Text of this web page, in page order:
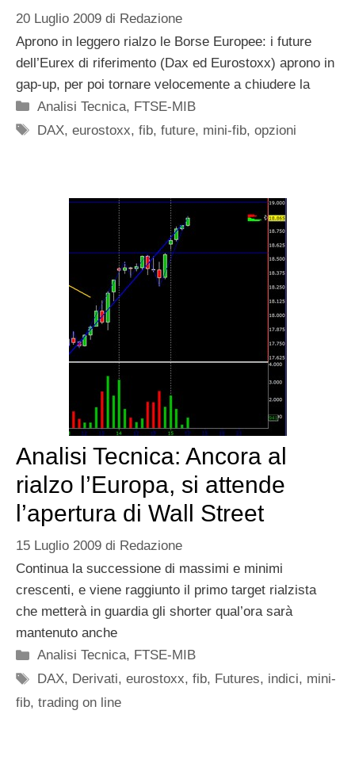
20 Luglio 2009 di Redazione
Aprono in leggero rialzo le Borse Europee: i future
dell’Eurex di riferimento (Dax ed Eurostoxx) aprono in
gap-up, per poi tornare velocemente a chiudere la
Categorie
Analisi Tecnica, FTSE-MIB
Tag
DAX,eurostoxx,fib,future, mini-fib,opzioni
Analisi Tecnica: Ancora al
rialzo l’Europa, si attende
l’apertura di Wall Street
15 Luglio 2009 di Redazione
Continua la successione di massimi e minimi
crescenti, e viene raggiunto il primo target rialzista
che metterà in guardia gli shorter qual’ora sarà
mantenuto anche
Categorie
Analisi Tecnica, FTSE-MIB
Tag
DAX, Derivati,eurostoxx,fib, Futures, indici, mini-
fib, trading on line